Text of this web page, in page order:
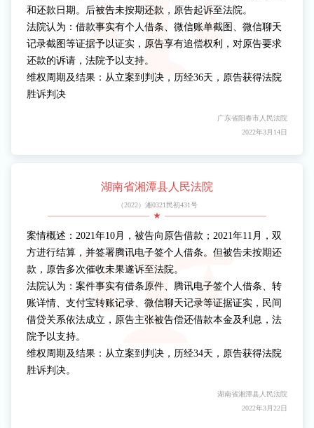
和还款日期。后被告未按期还款，原告起诉至法院。
法院认为：借款事实有个人借条、微信账单截图、微信聊天
记录截图等证据予以证实，原告享有追偿权利，对原告要求
还款的诉请，法院予以支持。
维权周期及结果：从立案到判决，历经36天，原告获得法院
胜诉判决
广东省阳春市人民法院
2022年3月14日
湖南省湘潭县人民法院
（2022）湘0321民初431号
案情概述：2021年10月，被告向原告借款；2021年11月，双
方进行结算，并签署腾讯电子签个人借条。但被告未按期还
款，原告多次催收未果遂诉至法院。
法院认为：案件事实有借条原件、腾讯电子签个人借条、转
账详情、支付宝转账记录、微信聊天记录等证据证实，民间
借贷关系依法成立，原告主张被告偿还借款本金及利息，法
院予以支持。
维权周期及结果：从立案到判决，历经34天，原告获得法院
胜诉判决。
湖南省湘潭县人民法院
2022年3月22日